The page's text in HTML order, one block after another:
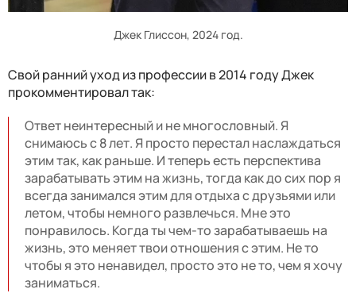
Джек Глиссон, 2024 год.
Свой ранний уход из профессии в 2014 году Джек
прокомментировал так:
Ответ неинтересный и не многословный. Я
снимаюсь с 8 лет. Я просто перестал наслаждаться
этим так, как раньше. И теперь есть перспектива
зарабатывать этим на жизнь, тогда как до сих пор я
всегда занимался этим для отдыха с друзьями или
летом, чтобы немного развлечься. Мне это
понравилось. Когда ты чем-то зарабатываешь на
жизнь, это меняет твои отношения с этим. Не то
чтобы я это ненавидел, просто это не то, чем я хочу
заниматься.